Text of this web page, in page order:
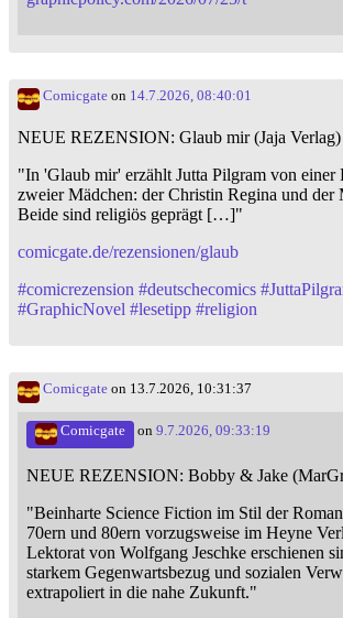
Comicgate on 14.7.2026, 08:40:01
NEUE REZENSION: Glaub mir (Jaja Verlag)
"In 'Glaub mir' erzählt Jutta Pilgram von einer
zweier Mädchen: der Christin Regina und
Beide sind religiös geprägt […]"
comicgate.de/rezensionen/glaub
#comicrezension #deutschecomics #
#GraphicNovel #lesetipp #religion
Comicgate on 13.7.2026, 10:31:37
Comicgate on 9.7.2026, 09:33:19
NEUE REZENSION: Bobby & Jake
"Beinharte Science Fiction im Stil der
70ern und 80ern vorzugsweise im Heyne
Lektorat von Wolfgang Jeschke erschienen
starkem Gegenwartsbezug und sozialen
extrapoliert in die nahe Zukunft."